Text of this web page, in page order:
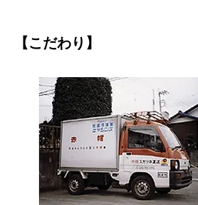
【こだわり】